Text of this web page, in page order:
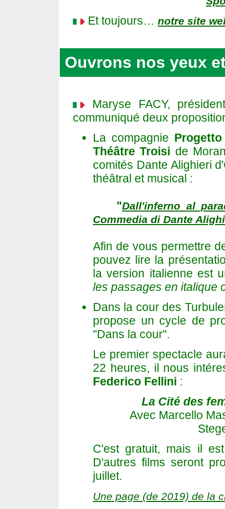
Et toujours… notre site
Ouvrons nos yeux
Maryse FACY,
communiqué deux
La compagnie
ThéâtreTroisi de
comités Dante Alighieri
théâtral et musical :
"Dall'inferno al
Commedia di Dante
Afin de vous permettre
pouvez lire la
la version italienne est
les passages en italique
Dans la cour des
propose un cycle de
"Dans la cour".
Le premier spectacle
22 heures, il nous
Federico Fellini :
La Cité des
Avec Marcello
C'est gratuit, mais il
D'autres films seront
juillet.
Une page (de 2019) de la